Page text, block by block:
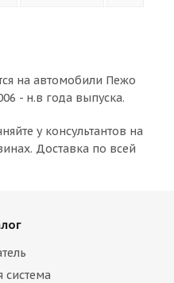
на автомобили Пежо
- н.в года выпуска.
у консультантов на
Доставка по всей
система